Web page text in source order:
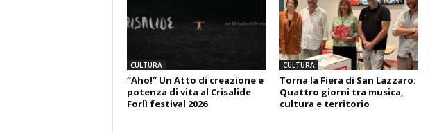
CULTURA
“Aho!” Un Atto di creazione e
potenza di vita al Crisalide
Forlì festival 2026
CULTURA
Torna la Fiera di San Lazzaro:
Quattro giorni tra musica,
cultura e territorio